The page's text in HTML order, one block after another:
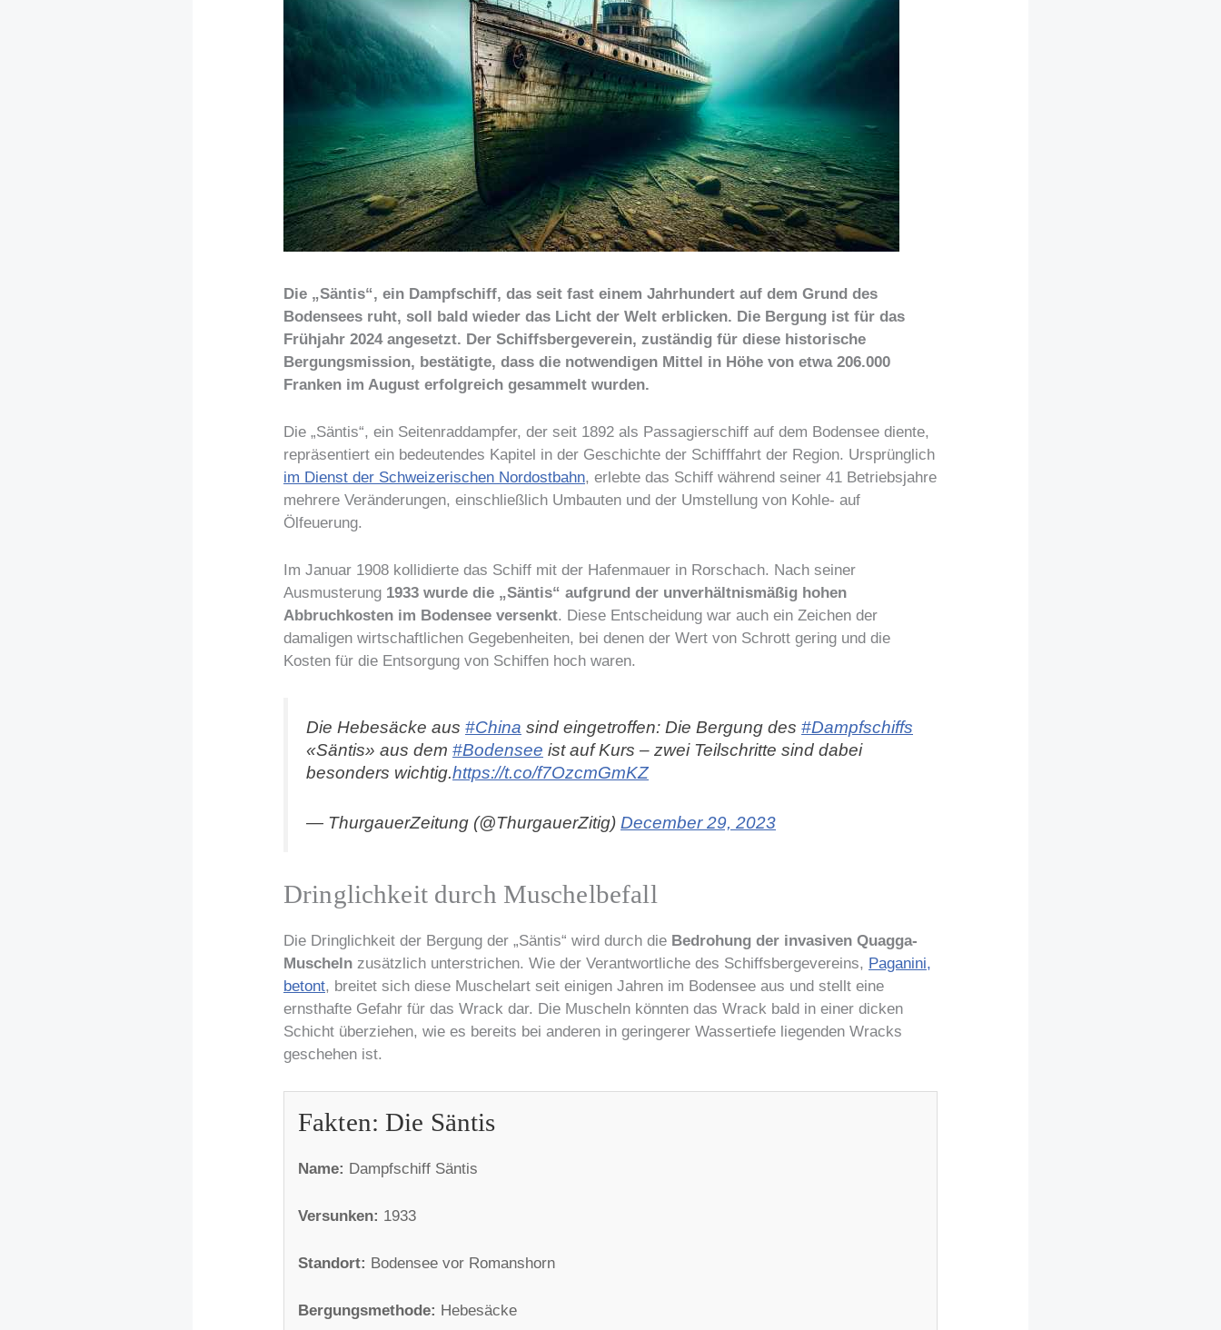
Die „Säntis“, ein Dampfschiff, das seit fast einem Jahrhundert auf dem Grund des
Bodensees ruht, soll bald wieder das Licht der Welt erblicken. Die Bergung ist für das
Frühjahr 2024 angesetzt. Der Schiffsbergeverein, zuständig für diese historische
Bergungsmission, bestätigte, dass die notwendigen Mittel in Höhe von etwa 206.000
Franken im August erfolgreich gesammelt wurden.
Die „Säntis“, ein Seitenraddampfer, der seit 1892 als Passagierschiff auf dem Bodensee diente,
repräsentiert ein bedeutendes Kapitel in der Geschichte der Schifffahrt der Region. Ursprünglich
im Dienst der Schweizerischen Nordostbahn, erlebte das Schiff während seiner 41 Betriebsjahre
mehrere Veränderungen, einschließlich Umbauten und der Umstellung von Kohle- auf
Ölfeuerung.
Im Januar 1908 kollidierte das Schiff mit der Hafenmauer in Rorschach. Nach seiner
Ausmusterung 1933 wurde die „Säntis“ aufgrund der unverhältnismäßig hohen
Abbruchkosten im Bodensee versenkt. Diese Entscheidung war auch ein Zeichen der
damaligen wirtschaftlichen Gegebenheiten, bei denen der Wert von Schrott gering und die
Kosten für die Entsorgung von Schiffen hoch waren​​.
Die Hebesäcke aus #China sind eingetroffen: Die Bergung des #Dampfschiffs
«Säntis» aus dem #Bodensee ist auf Kurs – zwei Teilschritte sind dabei
besonders wichtig.https://t.co/f7OzcmGmKZ
— ThurgauerZeitung (@ThurgauerZitig) December 29, 2023
Dringlichkeit durch Muschelbefall
Die Dringlichkeit der Bergung der „Säntis“ wird durch die Bedrohung der invasiven Quagga-
Muscheln zusätzlich unterstrichen. Wie der Verantwortliche des Schiffsbergevereins, Paganini,
betont, breitet sich diese Muschelart seit einigen Jahren im Bodensee aus und stellt eine
ernsthafte Gefahr für das Wrack dar. Die Muscheln könnten das Wrack bald in einer dicken
Schicht überziehen, wie es bereits bei anderen in geringerer Wassertiefe liegenden Wracks
geschehen ist.
Fakten: Die Säntis
Name: Dampfschiff Säntis
Versunken: 1933
Standort: Bodensee vor Romanshorn
Bergungsmethode: Hebesäcke